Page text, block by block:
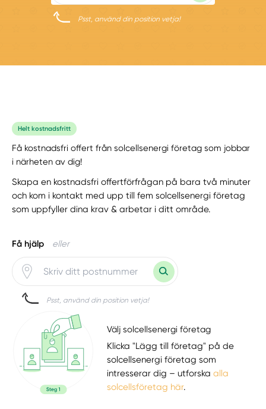
Psst, använd din position vetja!
Helt kostnadsfritt
Få kostnadsfri offert från solcellsenergi företag som jobbar
i närheten av dig!
Skapa en kostnadsfri offertförfrågan på bara två minuter
och kom i kontakt med upp till fem solcellsenergi företag
som uppfyller dina krav & arbetar i ditt område.
Få hjälp eller
Psst, använd din position vetja!
Välj solcellsenergi företag
Klicka "Lägg till företag" på de
solcellsenergi företag som
intresserar dig – utforskaalla
solcellsföretag här.